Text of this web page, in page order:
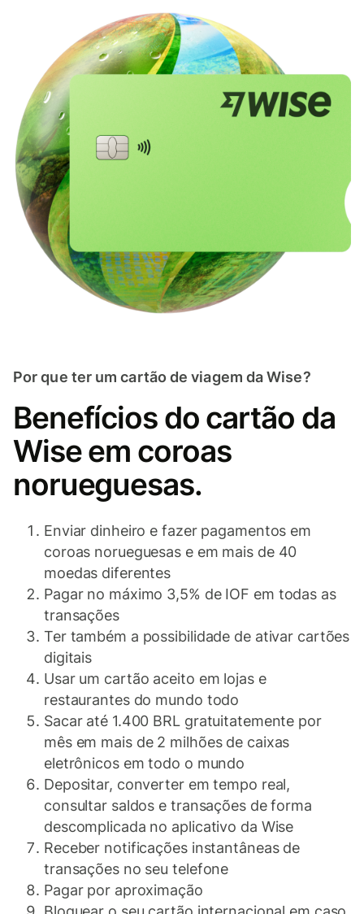
Benefícios do cartão da
Wise em coroas
norueguesas.
Por que ter um cartão de viagem da Wise?
Enviar dinheiro e fazer pagamentos em
coroas norueguesas e em mais de 40
moedas diferentes
Pagar no máximo 3,5% de IOF em todas as
transações
Ter também a possibilidade de ativar cartões
digitais
Usar um cartão aceito em lojas e
restaurantes do mundo todo
Sacar até 1.400 BRL gratuitatemente por
mês em mais de 2 milhões de caixas
eletrônicos em todo o mundo
Depositar, converter em tempo real,
consultar saldos e transações de forma
descomplicada no aplicativo da Wise
Receber notificações instantâneas de
transações no seu telefone
Pagar por aproximação